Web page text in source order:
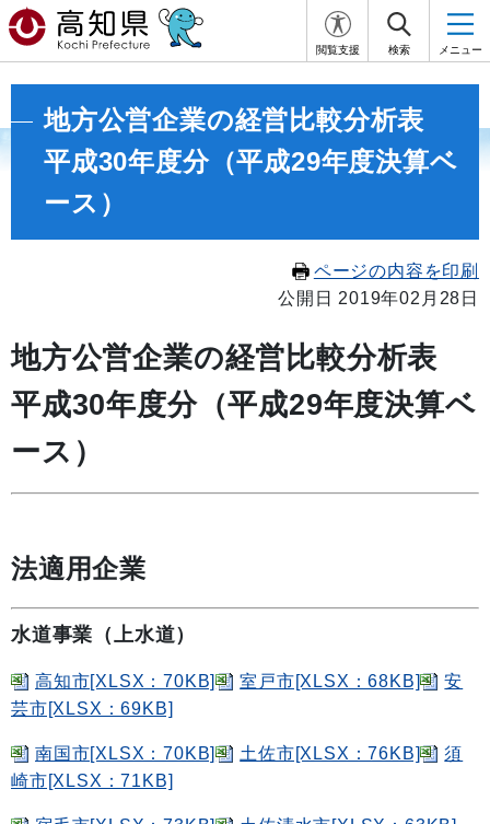
閲覧支援 検索 メニュー
地方公営企業の経営比較分析表
平成30年度分（平成29年度決算ベ
ース）
ページの内容を印刷
公開日 2019年02月28日
地方公営企業の経営比較分析表
平成30年度分（平成29年度決算ベ
ース）
法適用企業
水道事業（上水道）
高知市[XLSX：70KB] 室戸市[XLSX：68KB]
安
芸市[XLSX：69KB]
南国市[XLSX：70KB] 土佐市[XLSX：76KB]
須
崎市[XLSX：71KB]